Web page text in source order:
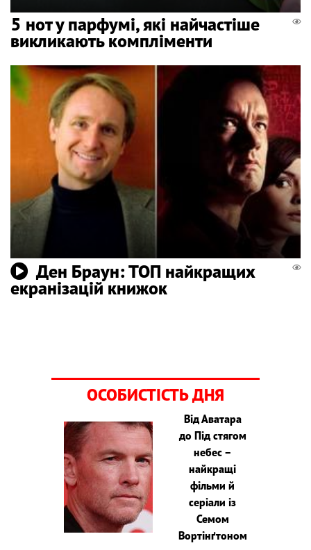
5 нот у парфумі, які найчастіше
викликають компліменти
Ден Браун: ТОП найкращих
екранізацій книжок
ОСОБИСТІСТЬ ДНЯ
Від Аватара
до Під стягом
небес –
найкращі
фільми й
серіали із
Семом
Вортінґтоном